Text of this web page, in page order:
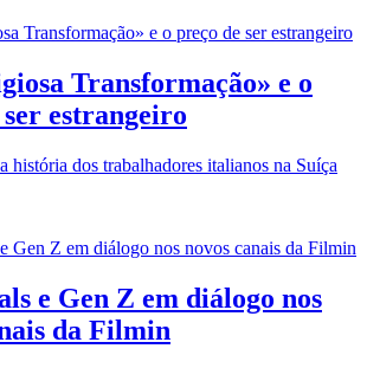
Transformação» e o
estrangeiro
história dos trabalhadores italianos na Suíça
e Gen Z em diálogo nos
da Filmin